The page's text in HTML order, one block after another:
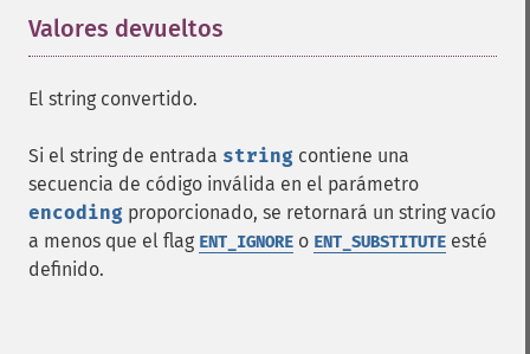
Valores devueltos
El string convertido.
Si el string de entrada string contiene una
secuencia de código inválida en el parámetro
encoding proporcionado, se retornará un string vacío
a menos que el flag ENT_IGNORE o ENT_SUBSTITUTE esté
definido.